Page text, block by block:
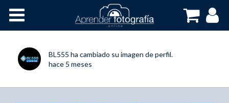
Cursos OnLine
BL555 ha cambiado su imagen de perfil.
hace 5 meses